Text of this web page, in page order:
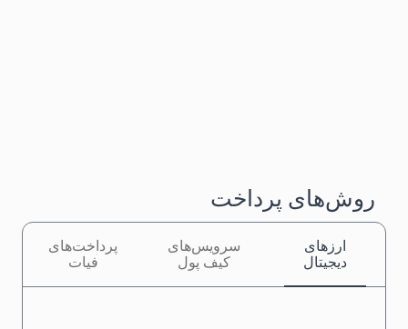
روش‌های پرداخت
ارزهای
دیجیتال
سرویس‌های
کیف پول
پرداخت‌های
فیات